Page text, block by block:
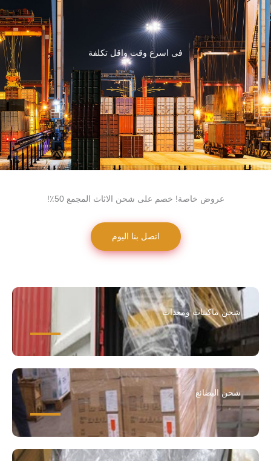
فى اسرع وقت واقل تكلفة
عروض خاصة! خصم على شحن الاثاث المجمع 50٪!
اتصل بنا اليوم
شحن ماكينات ومعدات
شحن البضائع